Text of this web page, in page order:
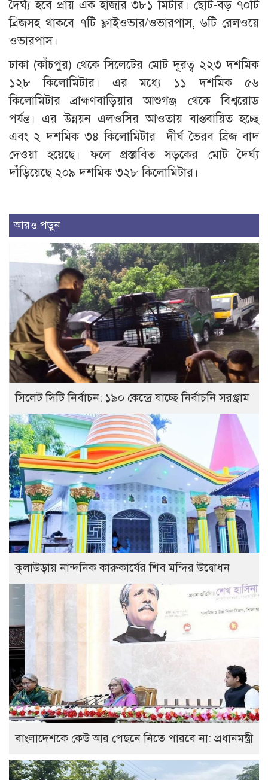
দৈর্ঘ্য হবে প্রায় এক হাজার ৩৮১ মিটার। ছোট-বড় ৭০টি
ব্রিজসহ থাকবে ৭টি ফ্লাইওভার/ওভারপাস, ৬টি রেলওয়ে
ওভারপাস।
ঢাকা (কাঁচপুর) থেকে সিলেটের মোট দূরত্ব ২২৩ দশমিক
১২৮ কিলোমিটার। এর মধ্যে ১১ দশমিক ৫৬
কিলোমিটার ব্রাহ্মণবাড়িয়ার আশুগঞ্জ থেকে বিশ্বরোড
পর্যন্ত। এর উন্নয়ন এলওসির আওতায় বাস্তবায়িত হচ্ছে
এবং ২ দশমিক ৩৪ কিলোমিটার দীর্ঘ ভৈরব ব্রিজ বাদ
দেওয়া হয়েছে। ফলে প্রস্তাবিত সড়কের মোট দৈর্ঘ্য
দাঁড়িয়েছে ২০৯ দশমিক ৩২৮ কিলোমিটার।
আরও পড়ুন
সিলেট সিটি নির্বাচন: ১৯০ কেন্দ্রে যাচ্ছে নির্বাচনি সরঞ্জাম
কুলাউড়ায় নান্দনিক কারুকার্যের শিব মন্দির উদ্বোধন
বাংলাদেশকে কেউ আর পেছনে নিতে পারবে না: প্রধানমন্ত্রী